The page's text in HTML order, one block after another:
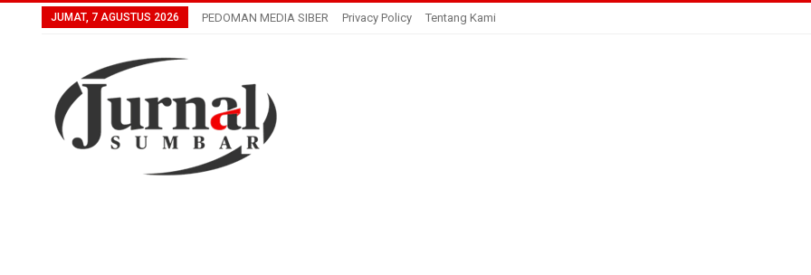
JUMAT, 7 AGUSTUS 2026 PEDOMAN MEDIA SIBER Privacy Policy Tentang Kami